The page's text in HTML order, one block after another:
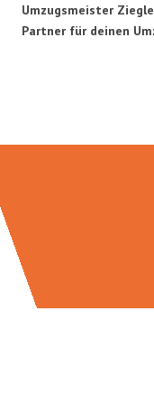
Umzugsmeister
Partner für deinen